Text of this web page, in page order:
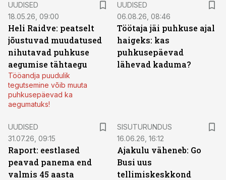
UUDISED
18.05.26, 09:00
Heli Raidve: peatselt
jõustuvad muudatused
nihutavad puhkuse
aegumise tähtaegu
Tööandja puudulik
tegutsemine võib muuta
puhkusepäevad ka
aegumatuks!
UUDISED
06.08.26, 08:46
Töötaja jäi puhkuse ajal
haigeks: kas
puhkusepäevad
lähevad kaduma?
UUDISED
31.07.26, 09:15
Raport: eestlased
peavad panema end
valmis 45 aasta
SISUTURUNDUS
16.06.26, 16:12
Ajakulu väheneb: Go
Busi uus
tellimiskeskkond